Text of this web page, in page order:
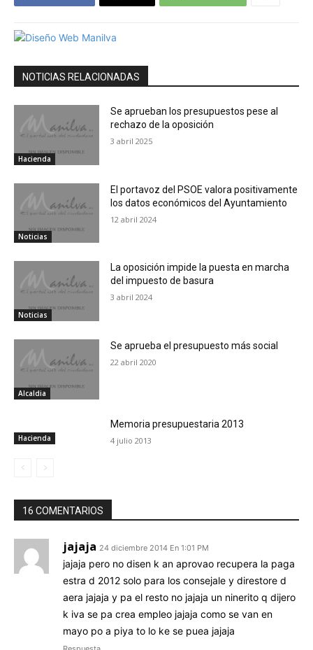
NOTICIAS RELACIONADAS
Hacienda
Se aprueban los presupuestos pese al
rechazo de la oposición
3 abril 2025
Noticias
El portavoz del PSOE valora positivamente
los datos económicos del Ayuntamiento
12 abril 2024
Noticias
La oposición impide la puesta en marcha
del impuesto de basura
3 abril 2024
Alcaldia
Se aprueba el presupuesto más social
22 abril 2020
Hacienda
Memoria presupuestaria 2013
4 julio 2013
16 COMENTARIOS
jajaja 24 diciembre 2014 En 1:01 PM
jajaja pero no disen k an aprovao recupera la paga
estra d 2012 solo para los consejale y direstore d
aera jajaja y pa el resto no jajaja un ninerito q dijero
k iva se pa crea empleo jajaja como se van en
mayo po a piya to lo ke se puea jajaja